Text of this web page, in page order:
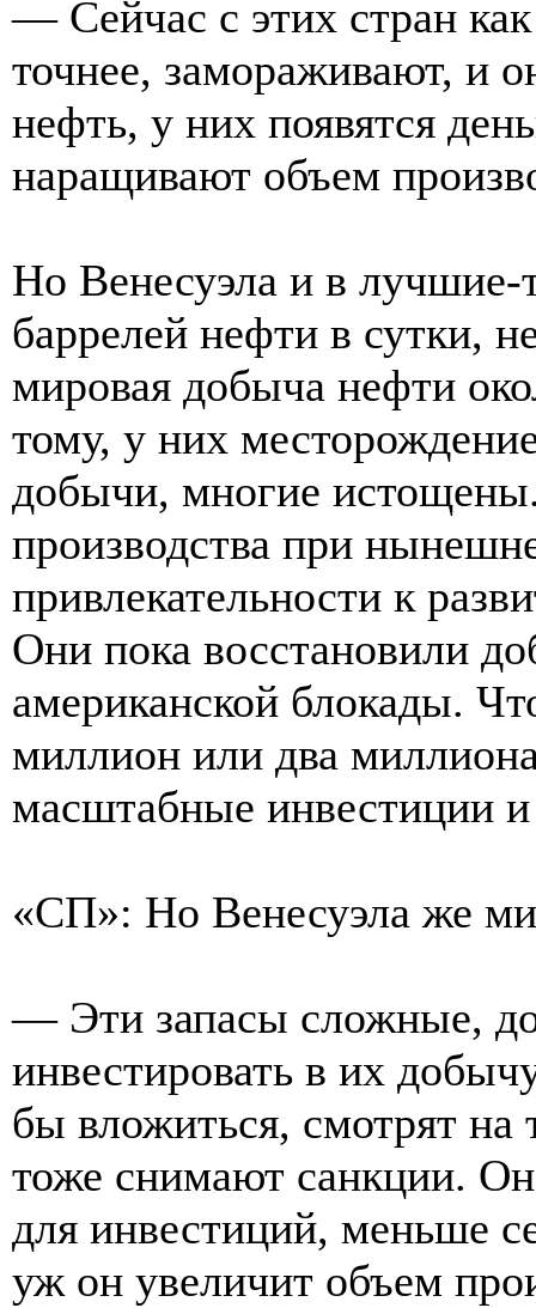
— Сейчас с этих стран
точнее, замораживают, и
нефть, у них появятся
наращивают объем
Но Венесуэла и в
баррелей нефти в сутки,
мировая добыча нефти
тому, у них
добычи, многие
производства при
привлекательности к
Они пока восстановили
американской блокады.
миллион или два
масштабные инвестиции
«СП»: Но Венесуэла же
— Эти запасы сложные,
инвестировать в их
бы вложиться, смотрят
тоже снимают санкции. Он
для инвестиций, меньше
уж он увеличит объем